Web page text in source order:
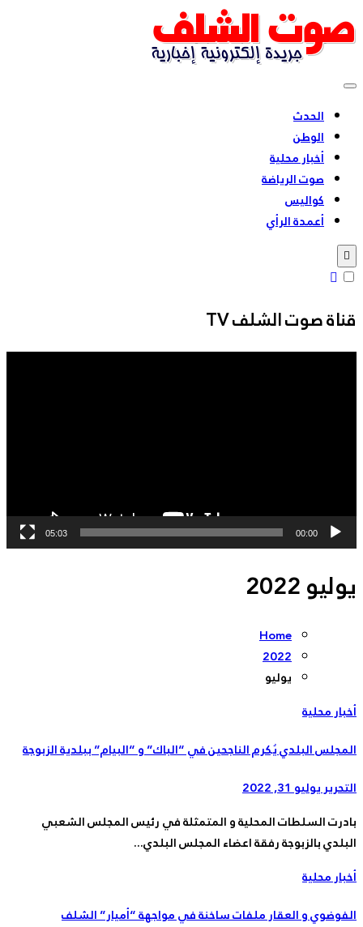
Skip
to
content
بشعار للحقيقة عنوان
الحدث
الوطن
أخبار محلية
صوت الرياضة
كواليس
أعمدة الرأي
قناة صوت الشلف TV
00:00
05:03
يوليو 2022
Home
2022
يوليو
أخبار محلية
المجلس البلدي يُكرم الناجحين في “الباك” و “البيام” ببلدية الزبوجة
التحريريوليو 31, 2022
بادرت السلطات المحلية و المتمثلة في رئيس المجلس الشعبي
البلدي بالزبوجة رفقة اعضاء المجلس البلدي...
أخبار محلية
الفوضوي و العقار ملفات ساخنة في مواجهة “أميار” الشلف